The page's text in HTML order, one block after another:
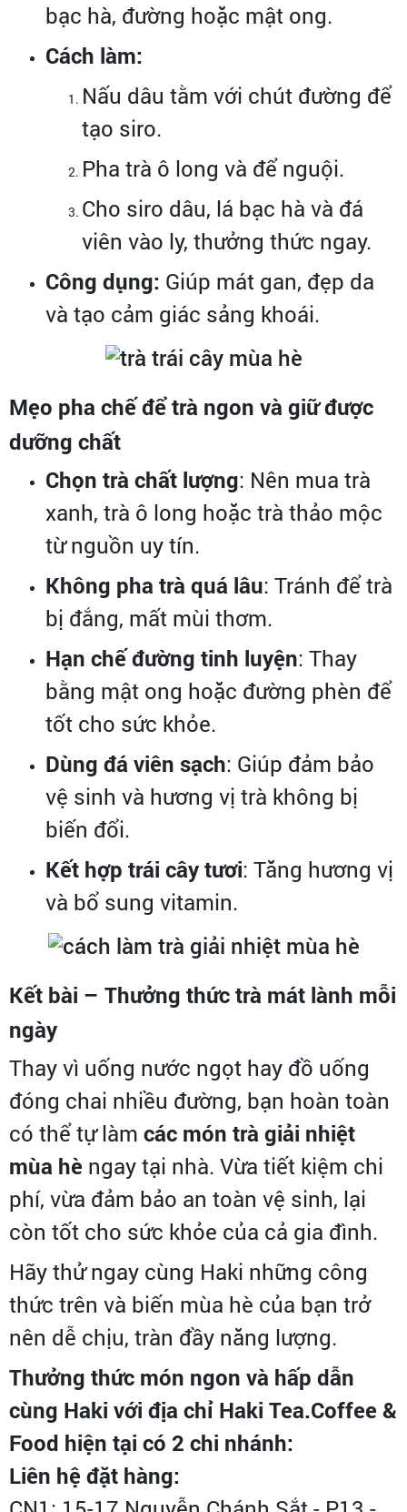
bạc hà, đường hoặc mật ong.
Cách làm:
Nấu dâu tằm với chút đường để
tạo siro.
Pha trà ô long và để nguội.
Cho siro dâu, lá bạc hà và đá
viên vào ly, thưởng thức ngay.
Công dụng: Giúp mát gan, đẹp da
và tạo cảm giác sảng khoái.
Mẹo pha chế để trà ngon và giữ được
dưỡng chất
Chọn trà chất lượng: Nên mua trà
xanh, trà ô long hoặc trà thảo mộc
từ nguồn uy tín.
Không pha trà quá lâu: Tránh để trà
bị đắng, mất mùi thơm.
Hạn chế đường tinh luyện: Thay
bằng mật ong hoặc đường phèn để
tốt cho sức khỏe.
Dùng đá viên sạch: Giúp đảm bảo
vệ sinh và hương vị trà không bị
biến đổi.
Kết hợp trái cây tươi: Tăng hương vị
và bổ sung vitamin.
Kết bài – Thưởng thức trà mát lành mỗi
ngày
Thay vì uống nước ngọt hay đồ uống
đóng chai nhiều đường, bạn hoàn toàn
có thể tự làm các món trà giải nhiệt
mùa hè ngay tại nhà. Vừa tiết kiệm chi
phí, vừa đảm bảo an toàn vệ sinh, lại
còn tốt cho sức khỏe của cả gia đình.
Hãy thử ngay cùng Haki những công
thức trên và biến mùa hè của bạn trở
nên dễ chịu, tràn đầy năng lượng.
Thưởng thức món ngon và hấp dẫn
cùng Haki với địa chỉ Haki Tea.Coffee &
Food hiện tại có 2 chi nhánh:
Liên hệ đặt hàng: